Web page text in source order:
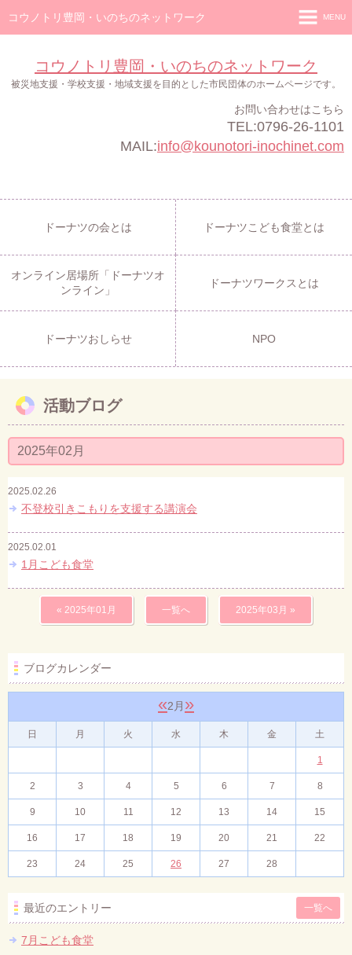
コウノトリ豊岡・いのちのネットワーク
コウノトリ豊岡・いのちのネットワーク
被災地支援・学校支援・地域支援を目的とした市民団体のホームページです。
お問い合わせはこちら
TEL:0796-26-1101
MAIL:info@kounotori-inochinet.com
MENU
ドーナツの会
オンライン居場所「ドーナツオンライン」
ドーナツの会とは ドーナツこども食堂とは
オンライン居場所「ドーナツオ
ンライン」
ドーナツワークスとは
ドーナツおしらせ NPO
活動ブログ
2025年02月
2025.02.26
不登校引きこもりを支援する講演会
2025.02.01
1月こども食堂
« 2025年01月 一覧へ 2025年03月 »
ブログカレンダー
«2月 »
日 月 火 水 木 金 土
1
2 3 4 5 6 7 8
9 10 11 12 13 14 15
16 17 18 19 20 21 22
23 24 25 26 27 28
最近のエントリー 一覧へ
7月こども食堂